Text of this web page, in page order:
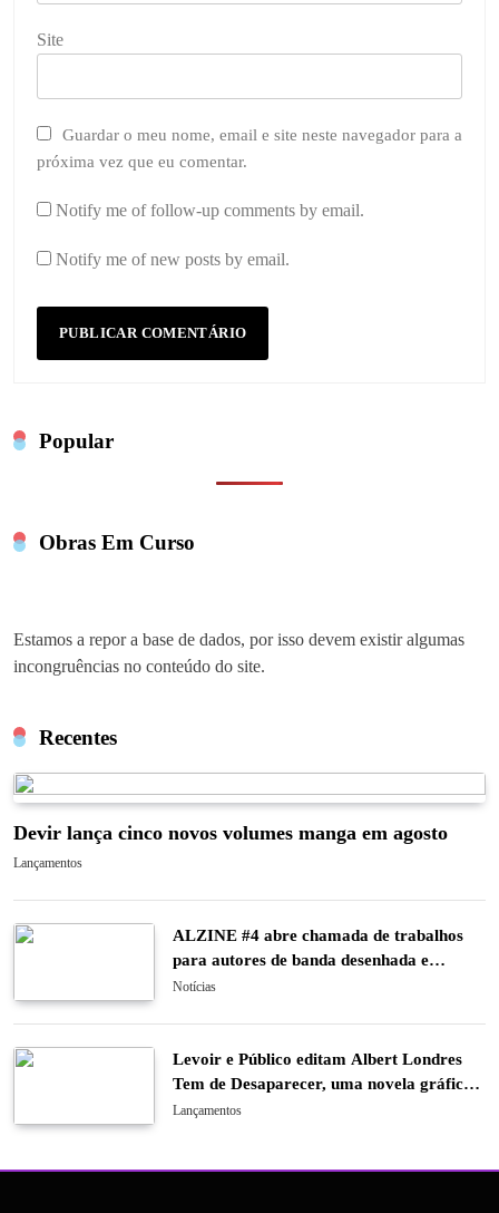
Site
Guardar o meu nome, email e site neste navegador para a
próxima vez que eu comentar.
Notify me of follow-up comments by email.
Notify me of new posts by email.
Popular
Obras Em Curso
Estamos a repor a base de dados, por isso devem existir algumas
incongruências no conteúdo do site.
Recentes
Devir lança cinco novos volumes manga em agosto
Lançamentos
ALZINE #4 abre chamada de trabalhos
para autores de banda desenhada e
ilustração
Notícias
Levoir e Público editam Albert Londres
Tem de Desaparecer, uma novela gráfica
sobre o último caso do pioneiro do
Lançamentos